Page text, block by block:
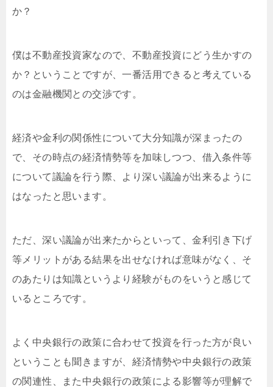
か？
僕は不動産投資家なので、不動産投資にどう生かすの
か？ということですが、一番活用できると考えている
のは金融機関との交渉です。
経済や金利の関係性について大分知識が深まったの
で、その時点の経済情勢等を加味しつつ、借入条件等
について議論を行う際、より深い議論が出来るように
はなったと思います。
ただ、深い議論が出来たからといって、金利引き下げ
等メリットがある結果を出せなければ意味がなく、そ
のあたりは知識というより経験がものをいうと感じて
いるところです。
よく中央銀行の政策に合わせて投資を行った方が良い
ということも聞きますが、経済情勢や中央銀行の政策
の関連性、また中央銀行の政策による影響等が理解で